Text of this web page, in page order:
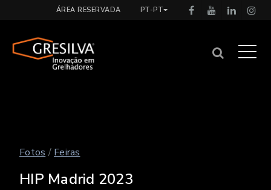
ÁREA RESERVADA PT-PT
Fotos / Feiras
HIP Madrid 2023